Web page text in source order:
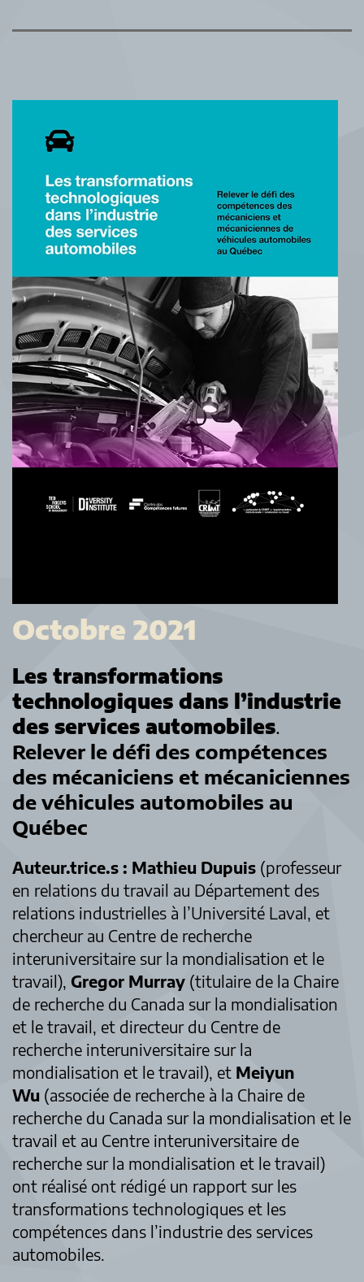
Octobre 2021
Les transformations
technologiques dans l’industrie
des services automobiles.
Relever le défi des compétences
des mécaniciens et mécaniciennes
de véhicules automobiles au
Québec
Auteur.trice.s : Mathieu Dupuis (professeur
en relations du travail au Département des
relations industrielles à l’Université Laval, et
chercheur au Centre de recherche
interuniversitaire sur la mondialisation et le
travail), Gregor Murray (titulaire de la Chaire
de recherche du Canada sur la mondialisation
et le travail, et directeur du Centre de
recherche interuniversitaire sur la
mondialisation et le travail), et Meiyun
Wu (associée de recherche à la Chaire de
recherche du Canada sur la mondialisation et le
travail et au Centre interuniversitaire de
recherche sur la mondialisation et le travail)
ont réalisé ont rédigé un rapport sur les
transformations technologiques et les
compétences dans l’industrie des services
automobiles.